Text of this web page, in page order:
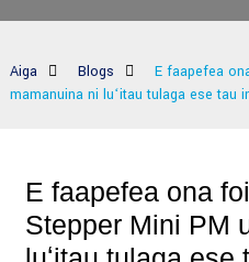
Aiga Blogs
E faapefea
mamanuina ni luʻitau tulaga ese tau
E faapefea ona
Stepper Mini PM